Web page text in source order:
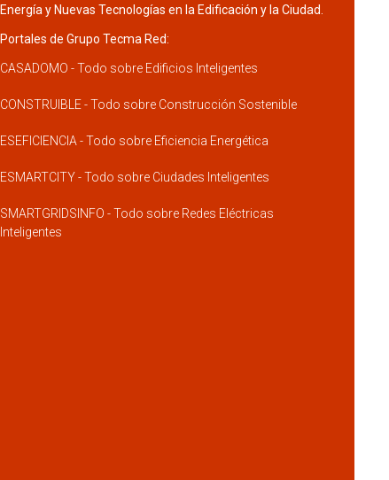
Energía y Nuevas Tecnologías en la Edificación y la Ciudad.
Portales de Grupo Tecma Red:
CASADOMO - Todo sobre Edificios Inteligentes
CONSTRUIBLE - Todo sobre Construcción Sostenible
ESEFICIENCIA - Todo sobre Eficiencia Energética
ESMARTCITY - Todo sobre Ciudades Inteligentes
SMARTGRIDSINFO - Todo sobre Redes Eléctricas
Inteligentes